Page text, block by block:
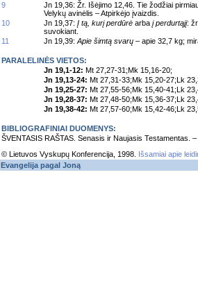
9
Jn 19,36: Žr. Išėjimo 12,46. Tie žodžiai
Velykų avinėlis – Atpirkėjo įvaizdis.
10
Jn 19,37: Į tą, kurį perdūrė arba į perdurtąjį:
suvokiant.
11
Jn 19,39: Apie šimtą svarų – apie 32,7 kg;
PARALELINĖS VIETOS:
Jn 19,1-12: Mt 27,27-31;Mk 15,16-20;
Jn 19,13-24: Mt 27,31-33;Mk 15,20-27;Lk
Jn 19,25-27: Mt 27,55-56;Mk 15,40-41;Lk
Jn 19,28-37: Mt 27,48-50;Mk 15,36-37;Lk
Jn 19,38-42: Mt 27,57-60;Mk 15,42-46;Lk
BIBLIOGRAFINIAI DUOMENYS:
ŠVENTASIS RAŠTAS. Senasis ir Naujasis Testamentas.
© Lietuvos Vyskupų Konferencija, 1998.
Išsamiai apie
Evangelija pagal Joną